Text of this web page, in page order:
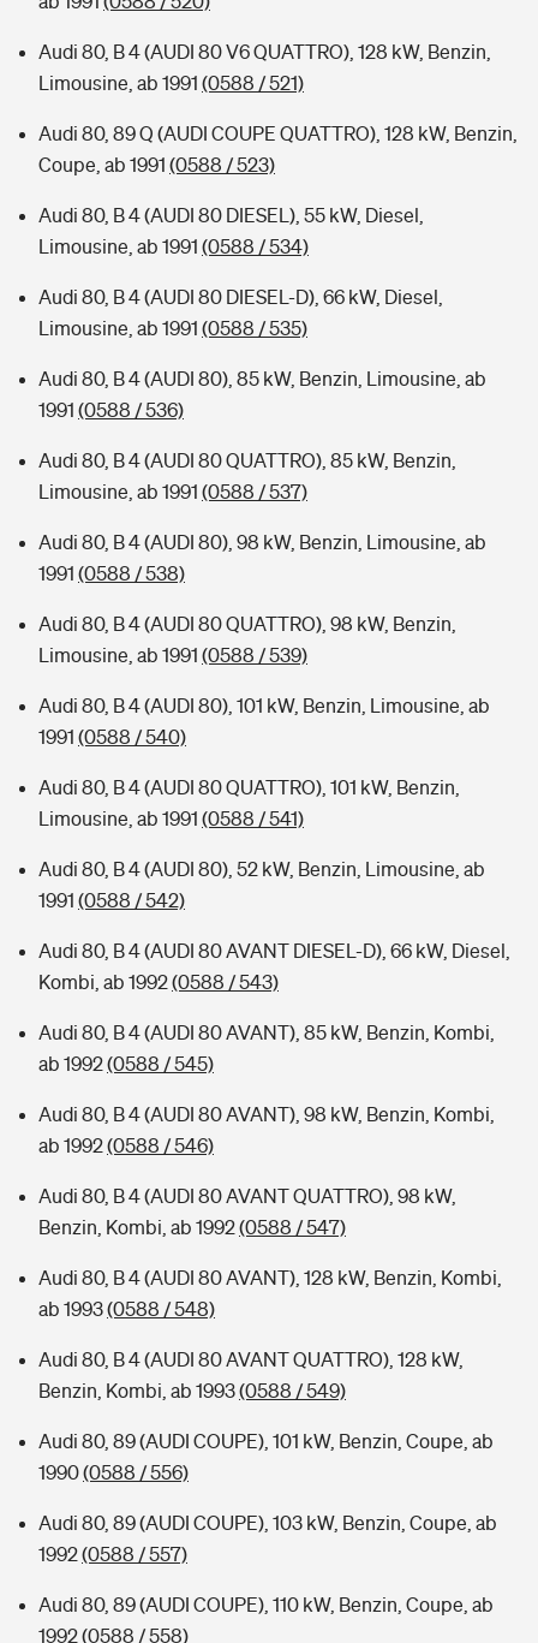
Audi 80, B 4 (AUDI 80 V6 QUATTRO), 128 kW, Benzin,
Limousine, ab 1991 (0588 / 521)
Audi 80, 89 Q (AUDI COUPE QUATTRO), 128 kW, Benzin,
Coupe, ab 1991 (0588 / 523)
Audi 80, B 4 (AUDI 80 DIESEL), 55 kW, Diesel,
Limousine, ab 1991 (0588 / 534)
Audi 80, B 4 (AUDI 80 DIESEL-D), 66 kW, Diesel,
Limousine, ab 1991 (0588 / 535)
Audi 80, B 4 (AUDI 80), 85 kW, Benzin, Limousine, ab
1991 (0588 / 536)
Audi 80, B 4 (AUDI 80 QUATTRO), 85 kW, Benzin,
Limousine, ab 1991 (0588 / 537)
Audi 80, B 4 (AUDI 80), 98 kW, Benzin, Limousine, ab
1991 (0588 / 538)
Audi 80, B 4 (AUDI 80 QUATTRO), 98 kW, Benzin,
Limousine, ab 1991 (0588 / 539)
Audi 80, B 4 (AUDI 80), 101 kW, Benzin, Limousine, ab
1991 (0588 / 540)
Audi 80, B 4 (AUDI 80 QUATTRO), 101 kW, Benzin,
Limousine, ab 1991 (0588 / 541)
Audi 80, B 4 (AUDI 80), 52 kW, Benzin, Limousine, ab
1991 (0588 / 542)
Audi 80, B 4 (AUDI 80 AVANT DIESEL-D), 66 kW, Diesel,
Kombi, ab 1992(0588 / 543)
Audi 80, B 4 (AUDI 80 AVANT), 85 kW, Benzin, Kombi,
ab 1992(0588 / 545)
Audi 80, B 4 (AUDI 80 AVANT), 98 kW, Benzin, Kombi,
ab 1992(0588 / 546)
Audi 80, B 4 (AUDI 80 AVANT QUATTRO), 98 kW,
Benzin, Kombi, ab 1992(0588 / 547)
Audi 80, B 4 (AUDI 80 AVANT), 128 kW, Benzin, Kombi,
ab 1993(0588 / 548)
Audi 80, B 4 (AUDI 80 AVANT QUATTRO), 128 kW,
Benzin, Kombi, ab 1993(0588 / 549)
Audi 80, 89 (AUDI COUPE), 101 kW, Benzin, Coupe, ab
1990(0588 / 556)
Audi 80, 89 (AUDI COUPE), 103 kW, Benzin, Coupe, ab
1992(0588 / 557)
Audi 80, 89 (AUDI COUPE), 110 kW, Benzin, Coupe, ab
1992(0588 / 558)